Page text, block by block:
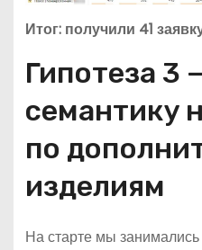
Итог: получили 41
Гипотеза 3
семантику
по
изделиям
На старте мы